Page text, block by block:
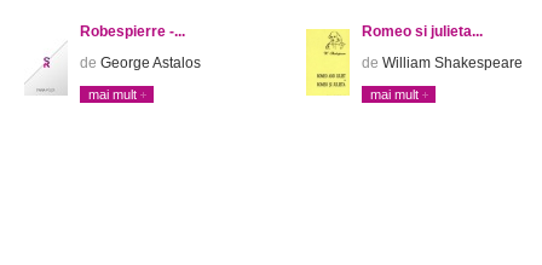
Robespierre -...
de George Astalos
mai mult
Romeo si julieta...
de William Shakespeare
mai mult